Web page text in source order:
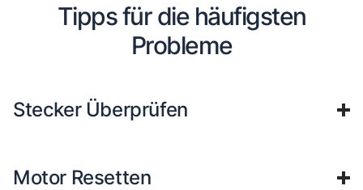
Tipps für die häufigsten
Probleme
Stecker Überprüfen
Motor Resetten